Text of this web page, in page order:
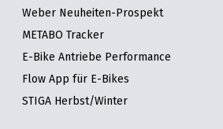
Weber Neuheiten-Prospekt
METABO Tracker
E-Bike Antriebe Performance
Flow App für E-Bikes
STIGA Herbst/Winter